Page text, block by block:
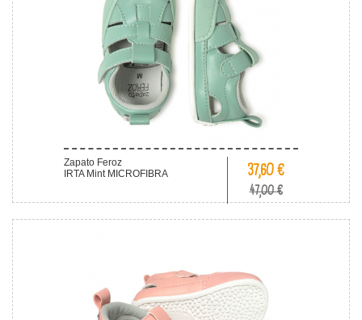
Zapato Feroz
IRTA Mint MICROFIBRA
37,60 €
47,00 €